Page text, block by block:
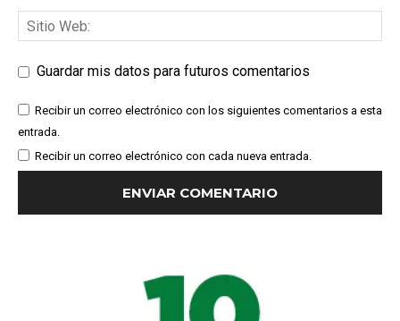
Guardar mis datos para futuros comentarios
Recibir un correo electrónico con los siguientes comentarios a esta
entrada.
Recibir un correo electrónico con cada nueva entrada.